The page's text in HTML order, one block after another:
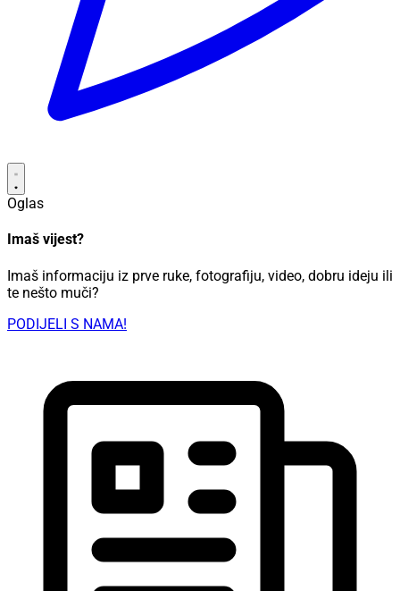
Oglas
Imaš vijest?
Imaš informaciju iz prve ruke, fotografiju, video, dobru ideju ili
te nešto muči?
PODIJELI S NAMA!